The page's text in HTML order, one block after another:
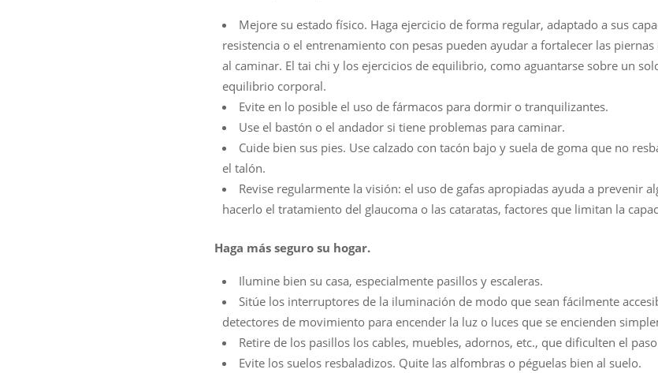
Mejore su estado físico. Haga ejercicio de forma regular, adaptado a sus
resistencia o el entrenamiento con pesas pueden ayudar a fortalecer las
al caminar. El tai chi y los ejercicios de equilibrio, como aguantarse sobre un
equilibrio corporal.
Evite en lo posible el uso de fármacos para dormir o tranquilizantes.
Use el bastón o el andador si tiene problemas para caminar.
Cuide bien sus pies. Use calzado con tacón bajo y suela de goma que no
el talón.
Revise regularmente la visión: el uso de gafas apropiadas ayuda a prevenir
hacerlo el tratamiento del glaucoma o las cataratas, factores que limitan la
Haga más seguro su hogar.
Ilumine bien su casa, especialmente pasillos y escaleras.
Sitúe los interruptores de la iluminación de modo que sean fácilmente
detectores de movimiento para encender la luz o luces que se encienden
Retire de los pasillos los cables, muebles, adornos, etc., que dificulten el
Evite los suelos resbaladizos. Quite las alfombras o péguelas bien al suelo.